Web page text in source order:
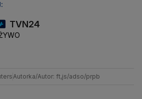
TVN24
Autorka/Autor: ft,js/adso/prpb